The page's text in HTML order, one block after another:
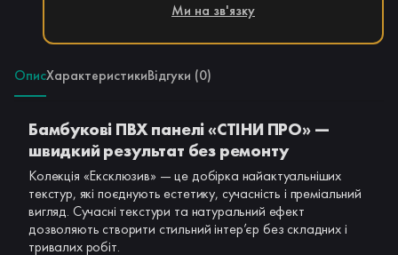
Ми на зв'язку
ОписХарактеристикиВідгуки (0)
Бамбукові ПВХ панелі «СТІНИ ПРО» —
швидкий результат без ремонту
Колекція «Ексклюзив» — це добірка найактуальніших
текстур, які поєднують естетику, сучасність і преміальний
вигляд. Сучасні текстури та натуральний ефект
дозволяють створити стильний інтер’єр без складних і
тривалих робіт.